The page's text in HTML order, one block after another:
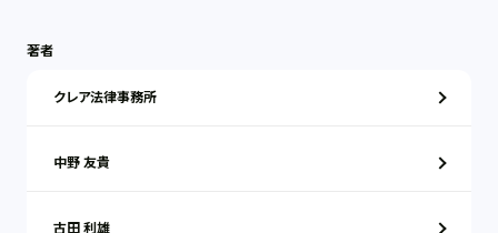
著者
クレア法律事務所
中野 友貴
古田 利雄